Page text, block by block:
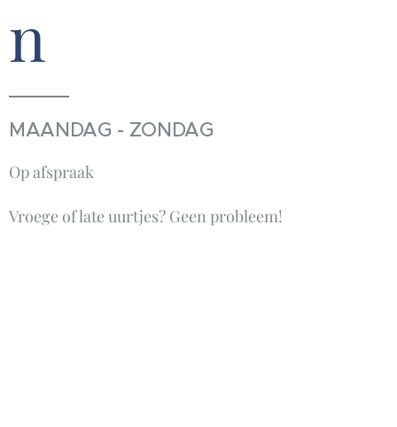
n
MAANDAG - ZONDAG
Op afspraak
Vroege of late uurtjes? Geen probleem!